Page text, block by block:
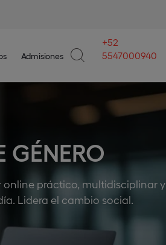
Admisiones
+52
5547000940
GÉNERO
práctico, multidisciplinar y
Lidera el cambio social.